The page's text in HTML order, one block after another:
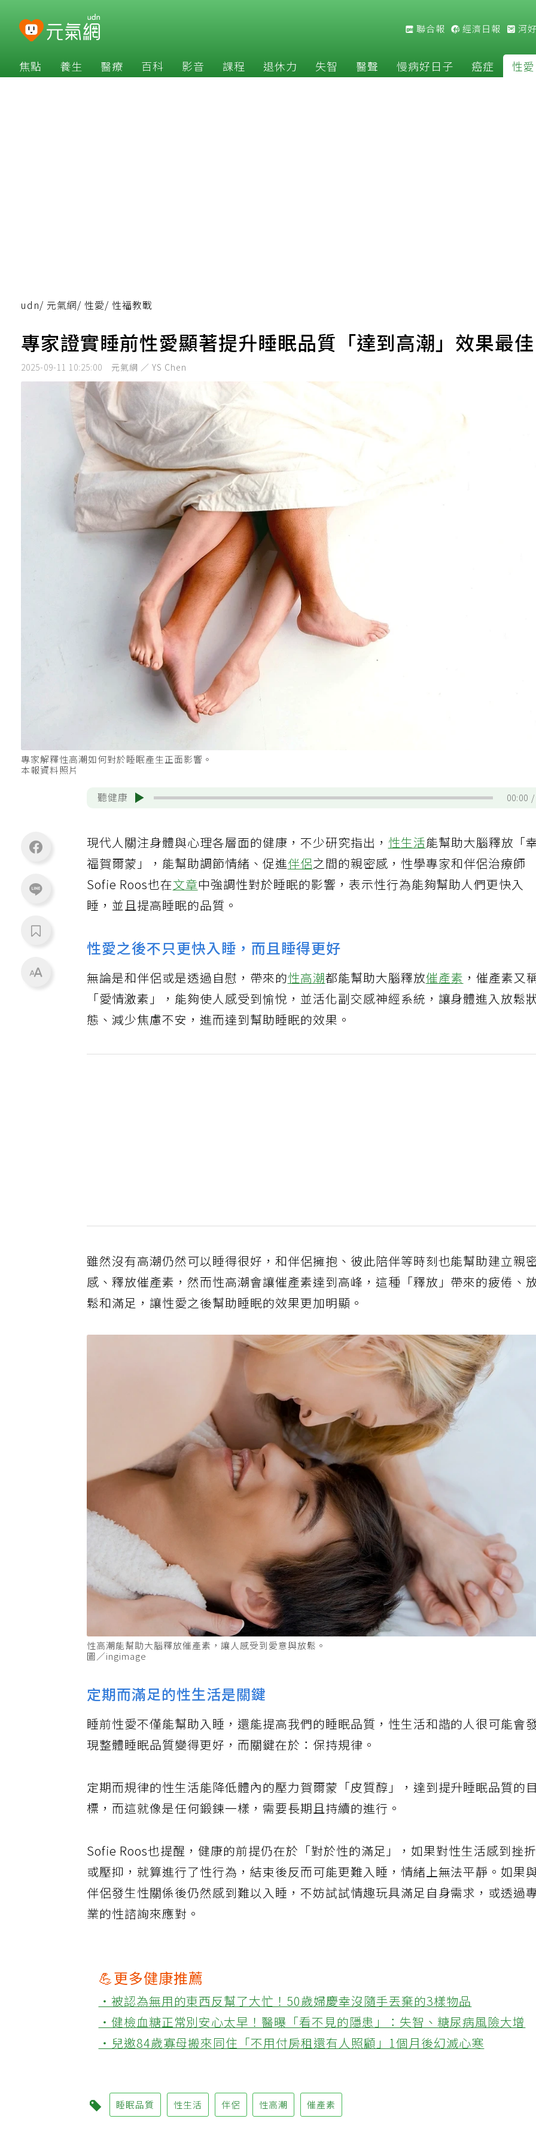
聯合報 經濟日報 河
焦點 養生 醫療 百科 影音 課程 退休力 失智 醫聲 慢病好日子 癌症 性愛
udn/ 元氣網/ 性愛/ 性福教戰
專家證實睡前性愛顯著提升睡眠品質「達到高潮」效果最
2025-09-11 10:25:00 元氣網 ／ YS Chen
專家解釋性高潮如何對於睡眠產生正面影響。
本報資料照片
聽健康 00:00
現代人關注身體與心理各層面的健康，不少研究指出，性生活能幫助大腦釋放「
福賀爾蒙」，能幫助調節情緒、促進伴侶之間的親密感，性學專家和伴侶治療師
Sofie Roos也在文章中強調性對於睡眠的影響，表示性行為能夠幫助人們更快入
睡，並且提高睡眠的品質。
性愛之後不只更快入睡，而且睡得更好
無論是和伴侶或是透過自慰，帶來的性高潮都能幫助大腦釋放催產素 ，催產素又
「愛情激素」，能夠使人感受到愉悅，並活化副交感神經系統，讓身體進入放鬆
態、減少焦慮不安，進而達到幫助睡眠的效果。
雖然沒有高潮仍然可以睡得很好，和伴侶擁抱、彼此陪伴等時刻也能幫助建立親
感、釋放催產素，然而性高潮會讓催產素達到高峰，這種「釋放」帶來的疲倦、
鬆和滿足，讓性愛之後幫助睡眠的效果更加明顯。
性高潮能幫助大腦釋放催產素，讓人感受到愛意與放鬆。
圖／ingimage
定期而滿足的性生活是關鍵
睡前性愛不僅能幫助入睡，還能提高我們的睡眠品質，性生活和諧的人很可能會
現整體睡眠品質變得更好，而關鍵在於：保持規律。
定期而規律的性生活能降低體內的壓力賀爾蒙「皮質醇」，達到提升睡眠品質的
標，而這就像是任何鍛鍊一樣，需要長期且持續的進行。
Sofie Roos也提醒，健康的前提仍在於「對於性的滿足」，如果對性生活感到挫
或壓抑，就算進行了性行為，結束後反而可能更難入睡，情緒上無法平靜。如果
伴侶發生性關係後仍然感到難以入睡，不妨試試情趣玩具滿足自身需求，或透過
業的性諮詢來應對。
💪更多健康推薦
‧被認為無用的東西反幫了大忙！50歲婦慶幸沒隨手丟棄的3樣物品
‧健檢血糖正常別安心太早！醫曝「看不見的隱患」：失智、糖尿病風險大增
‧兒邀84歲寡母搬來同住「不用付房租還有人照顧」1個月後幻滅心寒
睡眠品質 性生活 伴侶 性高潮 催產素